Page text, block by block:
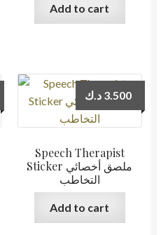
Add to cart
Speech Therapist
Sticker ملصق أخصائي
التخاطب
3.500 د.ك
Add to cart